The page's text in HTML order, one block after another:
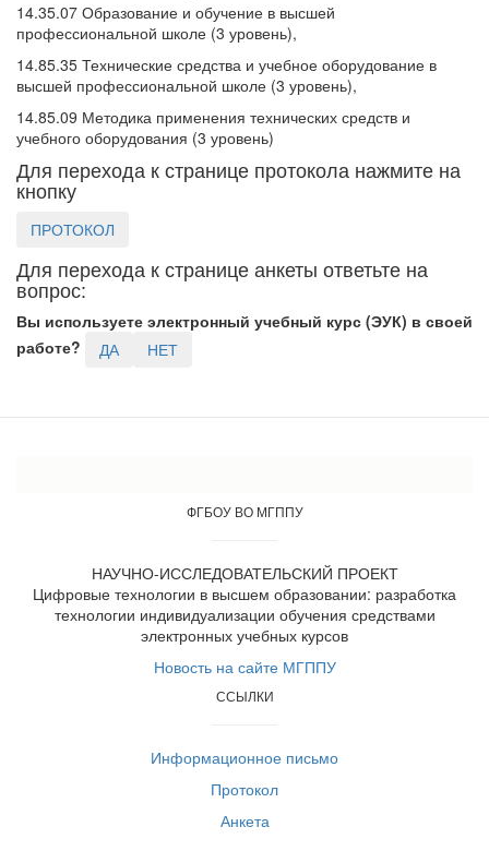
14.35.07 Образование и обучение в высшей
профессиональной школе (3 уровень),
14.85.35 Технические средства и учебное оборудование в
высшей профессиональной школе (3 уровень),
14.85.09 Методика применения технических средств и
учебного оборудования (3 уровень)
Для перехода к странице протокола нажмите на
кнопку
ПРОТОКОЛ
Для перехода к странице анкеты ответьте на
вопрос:
Вы используете электронный учебный курс (ЭУК) в своей
работе?
ДА НЕТ
ФГБОУ ВО МГППУ
НАУЧНО-ИССЛЕДОВАТЕЛЬСКИЙ ПРОЕКТ
Цифровые технологии в высшем образовании: разработка
технологии индивидуализации обучения средствами
электронных учебных курсов
Новость на сайте МГППУ
ССЫЛКИ
Информационное письмо
Протокол
Анкета